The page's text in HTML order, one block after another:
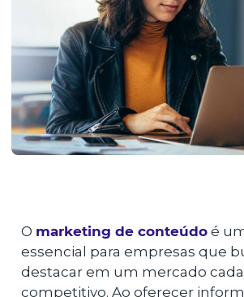
O marketing de conteúdo é
essencial para empresas que
destacar em um mercado
competitivo. Ao oferecer